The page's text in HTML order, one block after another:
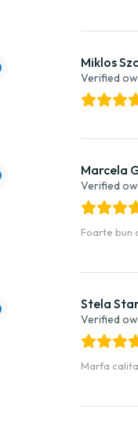
Miklos
Verified
Marcela
Verified
Foarte bun
Stela
Verified
Marfa